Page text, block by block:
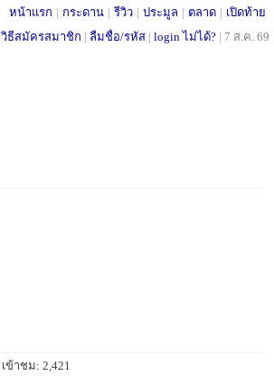
หน้าแรก | กระดาน | รีวิว | ประมูล | ตลาด | เปิดท้าย
วิธีสมัครสมาชิก | ลืมชื่อ/รหัส | login ไม่ได้? | 7 ส.ค. 69
เข้าชม: 2,421